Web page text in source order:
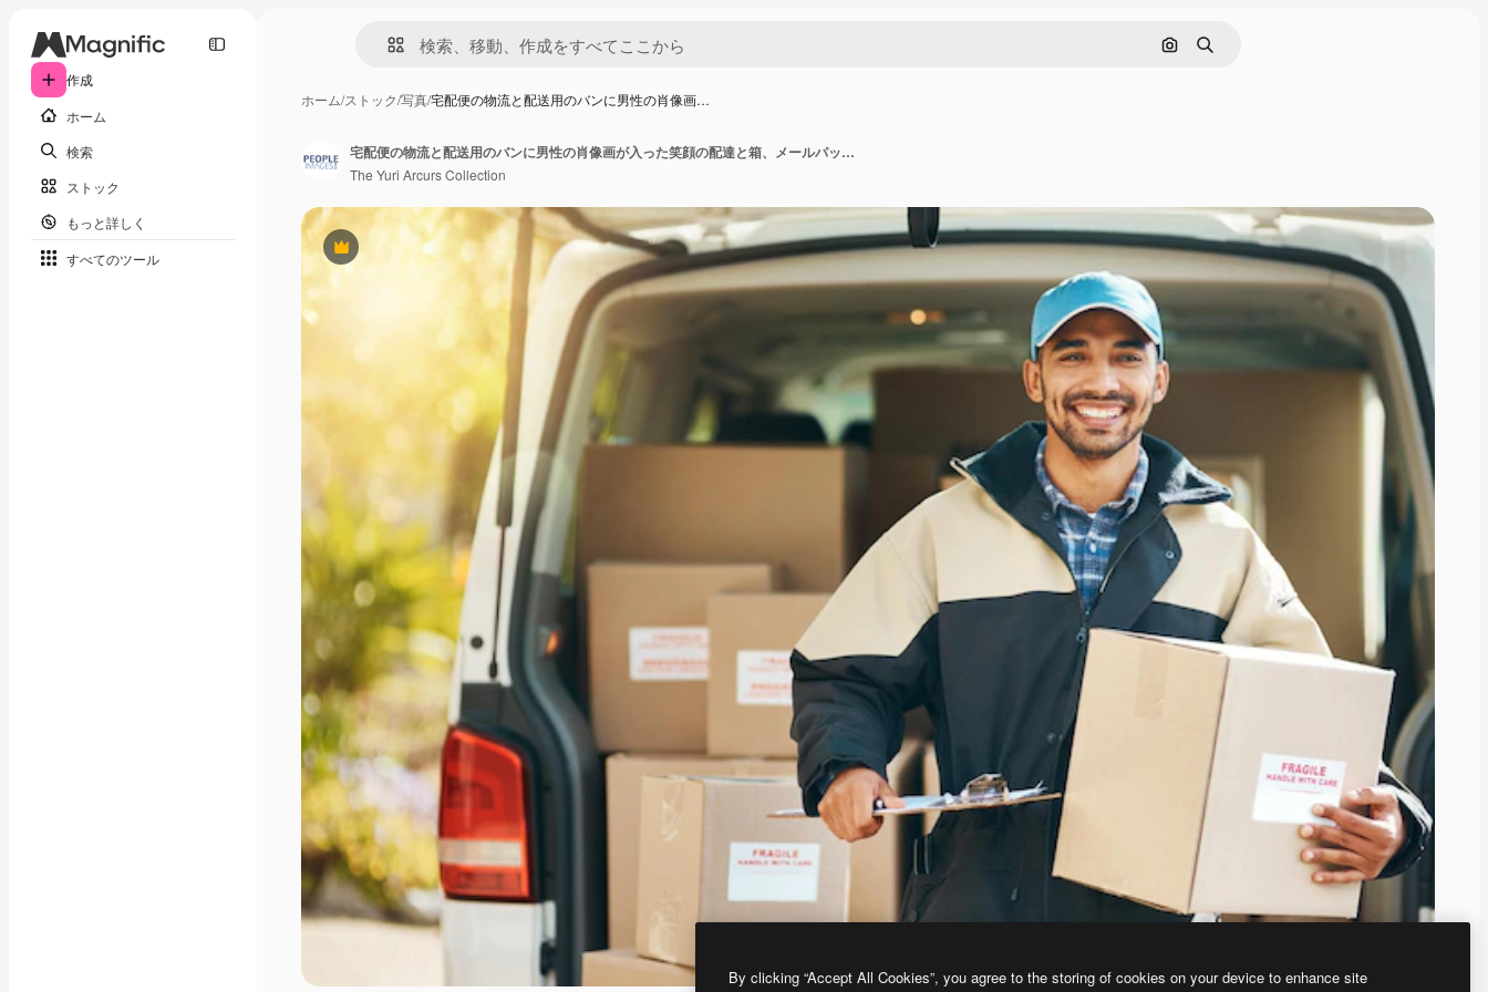
作成
ホーム
検索
ストック
もっと詳しく
すべてのツール
画像で検索
検索
ホーム/ストック/写真/宅配便の物流と配送用のバンに男性の肖像画…
Premium
宅配便の物流と配送用のバンに男性の肖像画が入った笑顔の配達と箱、メールパッケージと貨物の出荷用の車両に男性の郵便配達員がいる電子商取引の輸出と流通
The Yuri Arcurs Collection
By clicking “Accept All Cookies”, you agree to the storing of cookies on your device to enhance site